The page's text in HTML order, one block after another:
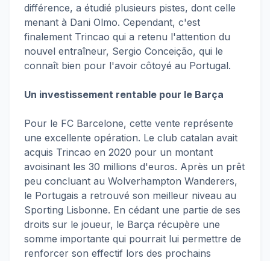
différence, a étudié plusieurs pistes, dont celle
menant à Dani Olmo. Cependant, c'est
finalement Trincao qui a retenu l'attention du
nouvel entraîneur, Sergio Conceição, qui le
connaît bien pour l'avoir côtoyé au Portugal.
Un investissement rentable pour le Barça
Pour le FC Barcelone, cette vente représente
une excellente opération. Le club catalan avait
acquis Trincao en 2020 pour un montant
avoisinant les 30 millions d'euros. Après un prêt
peu concluant au Wolverhampton Wanderers,
le Portugais a retrouvé son meilleur niveau au
Sporting Lisbonne. En cédant une partie de ses
droits sur le joueur, le Barça récupère une
somme importante qui pourrait lui permettre de
renforcer son effectif lors des prochains